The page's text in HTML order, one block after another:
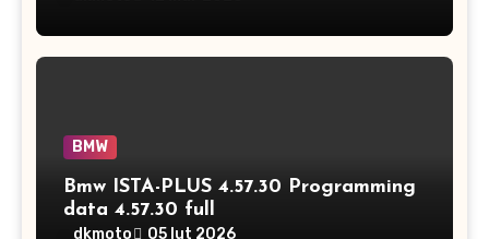
BMW
Bmw ISTA-PLUS 4.57.30 Programming
data 4.57.30 full
dkmoto 05 lut 2026